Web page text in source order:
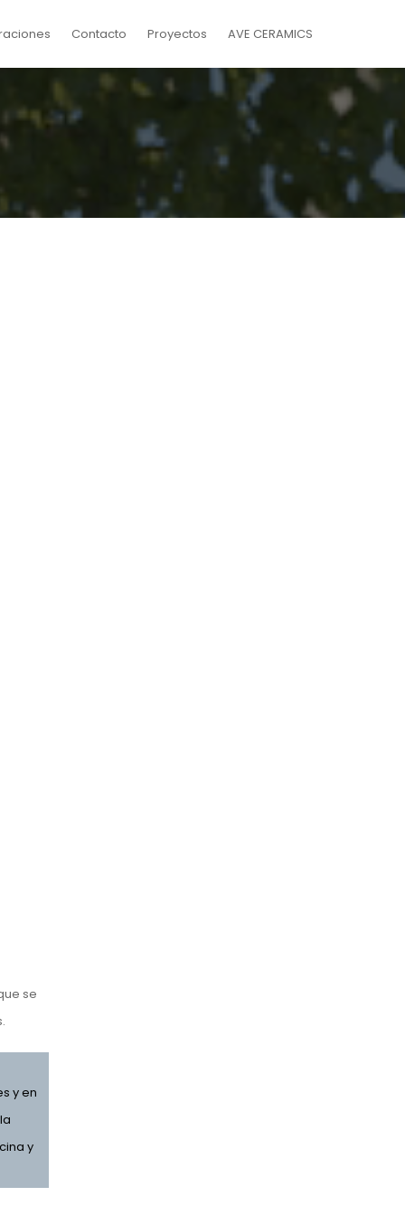
Contacto Proyectos AVE CERAMICS
se
y en
y